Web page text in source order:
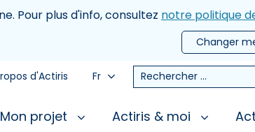
Pour plus d'info, consultez notre politique
Changer
d'Actiris Fr Rechercher
Mon projet Actiris & moi